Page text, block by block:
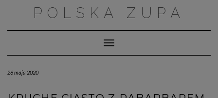
POLSKA ZUPA
Toggle Navigation
26 maja 2020